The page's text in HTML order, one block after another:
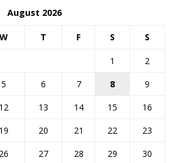
August 2026
W T F S S
1
2
5 6 7 8
9
12 13 14 15
16
19 20 21 22
23
26 27 28 29
30